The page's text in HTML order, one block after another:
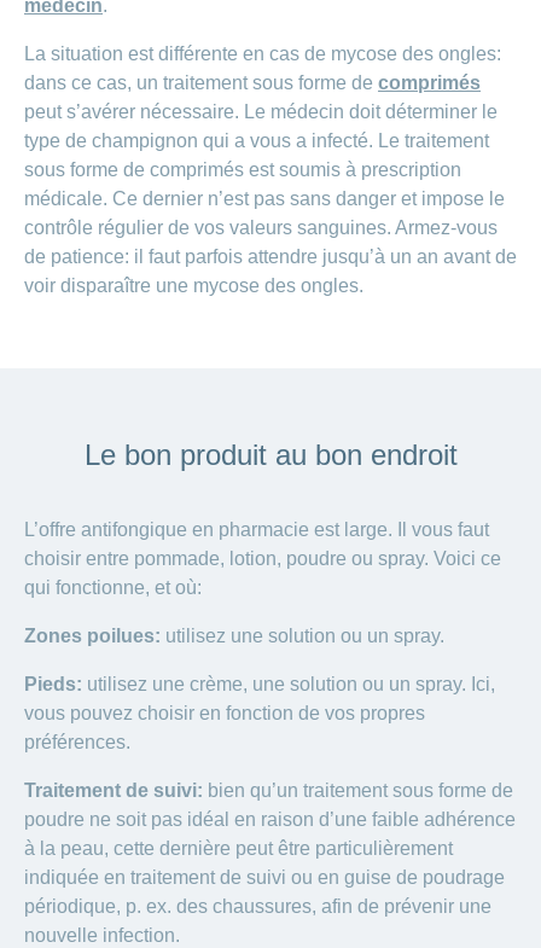
médecin.
La situation est différente en cas de mycose des ongles:
dans ce cas, un traitement sous forme de comprimés
peut s’avérer nécessaire. Le médecin doit déterminer le
type de champignon qui a vous a infecté. Le traitement
sous forme de comprimés est soumis à prescription
médicale. Ce dernier n’est pas sans danger et impose le
contrôle régulier de vos valeurs sanguines. Armez-vous
de patience: il faut parfois attendre jusqu’à un an avant de
voir disparaître une mycose des ongles.
Le bon produit au bon endroit
L’offre antifongique en pharmacie est large. Il vous faut
choisir entre pommade, lotion, poudre ou spray. Voici ce
qui fonctionne, et où:
Zones poilues: utilisez une solution ou un spray.
Pieds: utilisez une crème, une solution ou un spray. Ici,
vous pouvez choisir en fonction de vos propres
préférences.
Traitement de suivi: bien qu’un traitement sous forme de
poudre ne soit pas idéal en raison d’une faible adhérence
à la peau, cette dernière peut être particulièrement
indiquée en traitement de suivi ou en guise de poudrage
périodique, p. ex. des chaussures, afin de prévenir une
nouvelle infection.